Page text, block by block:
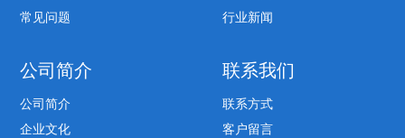
常见问题
行业新闻
公司简介
公司简介
企业文化
联系我们
联系方式
客户留言